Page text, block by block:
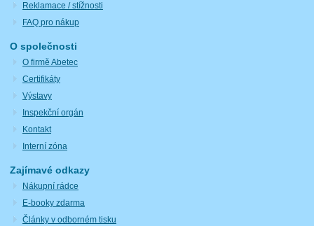
Reklamace / stížnosti
FAQ pro nákup
O společnosti
O firmě Abetec
Certifikáty
Výstavy
Inspekční orgán
Kontakt
Interní zóna
Zajímavé odkazy
Nákupní rádce
E-booky zdarma
Články v odborném tisku